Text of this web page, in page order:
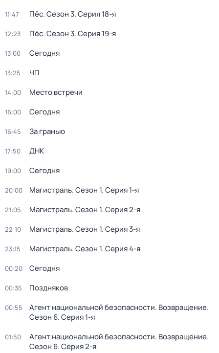
11:47 Пёс. Сезон 3. Серия 18-я
12:23 Пёс. Сезон 3. Серия 19-я
13:00 Сегодня
13:25 ЧП
14:00 Место встречи
16:00 Сегодня
16:45 За гранью
17:50 ДНК
19:00 Сегодня
20:00 Магистраль. Сезон 1. Серия 1-я
21:05 Магистраль. Сезон 1. Серия 2-я
22:10 Магистраль. Сезон 1. Серия 3-я
23:15 Магистраль. Сезон 1. Серия 4-я
00:20 Сегодня
00:35 Поздняков
00:55 Агент национальной безопасности. Возвращение.
Сезон 6. Серия 1-я
01:50 Агент национальной безопасности. Возвращение.
Сезон 6. Серия 2-я